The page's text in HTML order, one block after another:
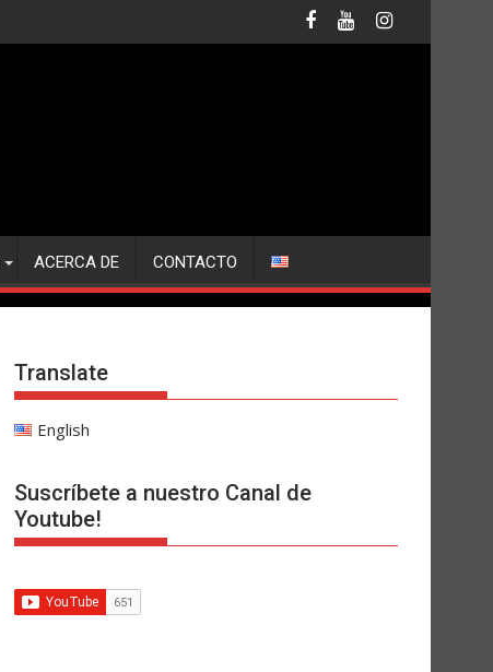
ACERCA DE CONTACTO
Translate
English
Suscríbete a nuestro Canal de
Youtube!